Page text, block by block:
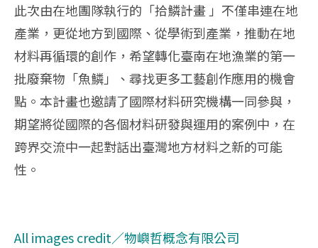
此次由在地團隊執行的「拾鱗計畫 」不僅串連在地
產業，更從地方到國際、從學術到產業，推動在地
材料再循環的創作，希望轉化臺南在地漁業的第一
批廢棄物「魚鱗」、尋找更多工藝創作應用的機會
點。本計畫也邀請了國際材料研究機構一同參與，
期望將從國際的各個材料研發與運用的案例中，在
跨界交流中一起對話出臺灣地方材料之新的可能
性。
All images credit／物嶼哲概念有限公司